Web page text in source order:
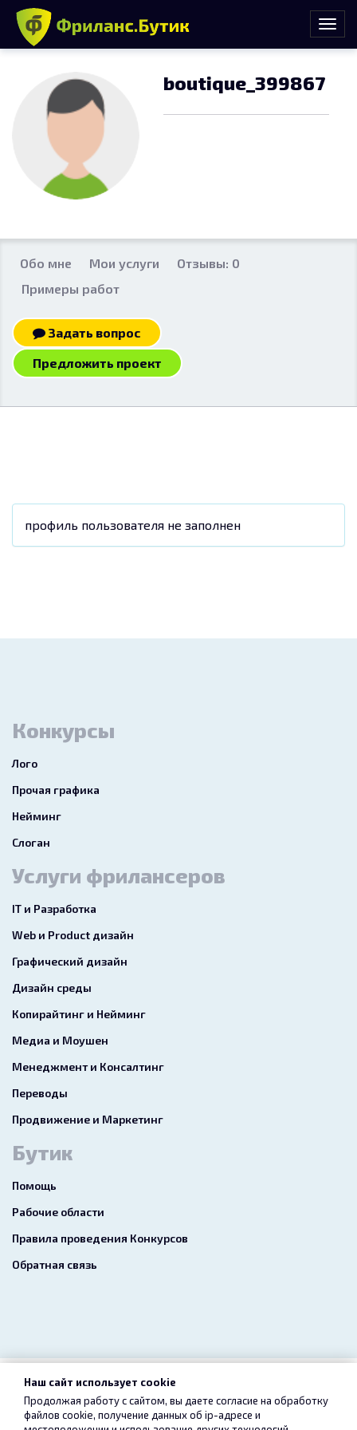
boutique_399867
Обо мне Мои услуги
Отзывы: 0
Примеры работ
Задать вопрос
Предложить проект
профиль пользователя не заполнен
Конкурсы
Лого
Прочая графика
Нейминг
Слоган
Услуги фрилансеров
IT и Разработка
Web и Product дизайн
Графический дизайн
Дизайн среды
Копирайтинг и Нейминг
Медиа и Моушен
Менеджмент и Консалтинг
Переводы
Продвижение и Маркетинг
Бутик
Помощь
Рабочие области
Правила проведения Конкурсов
Обратная связь
2026 freelance.boutique
Пользовательское соглашение Конфиденциальность
Наш сайт использует cookie
Продолжая работу с сайтом, вы даете согласие на обработку
файлов cookie, получение данных об ip-адресе и